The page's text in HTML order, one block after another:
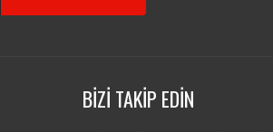
BİZİ TAKİP EDİN